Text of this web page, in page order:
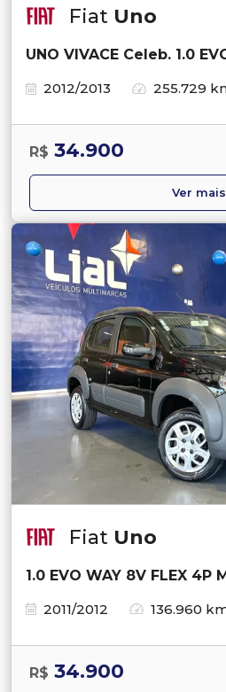
Fiat Uno
UNO VIVACE Celeb. 1.0
2012/2013
255.729
R$ 34.900
Ver mais
Fiat Uno
1.0 EVO WAY 8V FLEX 4P
2011/2012
136.960
R$ 34.900